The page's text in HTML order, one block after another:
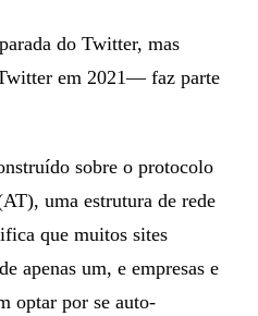
do Twitter, mas
em 2021— faz parte
sobre o protocolo
uma estrutura de rede
que muitos sites
apenas um, e empresas e
optar por se auto-